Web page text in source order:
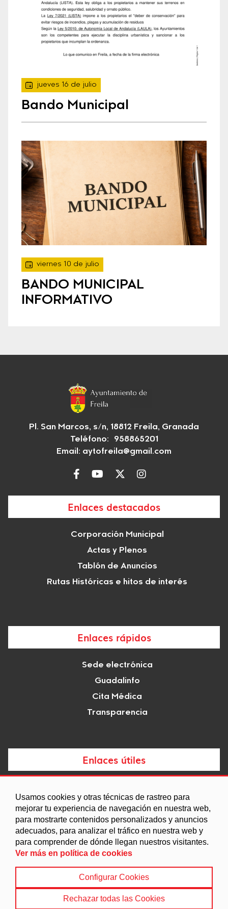
Usamos cookies y otras técnicas de rastreo para
mejorar tu experiencia de navegación en nuestra web,
para mostrarte contenidos personalizados y anuncios
adecuados, para analizar el tráfico en nuestra web y
para comprender de dónde llegan nuestros visitantes.
Ver más en política de cookies
Configurar Cookies
Rechazar todas las Cookies
jueves 16 de julio
Bando Municipal
viernes 10 de julio
BANDO MUNICIPAL
INFORMATIVO
Pl. San Marcos, s/n, 18812 Freila, Granada
Teléfono: 958865201
Email: aytofreila@gmail.com
Enlaces destacados
Corporación Municipal
Actas y Plenos
Tablón de Anuncios
Rutas Históricas e hitos de interés
Enlaces rápidos
Sede electrónica
Guadalinfo
Cita Médica
Transparencia
Enlaces útiles
Agenda
Ordenanzas
Entidades y asociaciones
© 2022 Ayuntamiento de Freila
Política de Cookies